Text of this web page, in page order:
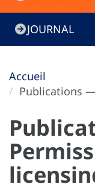
JOURNAL
Accueil
Publications